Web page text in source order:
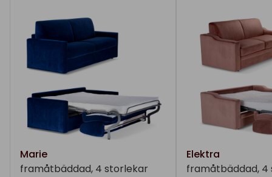
Marie
framåtbäddad, 4 storlekar
Elektra
framåtbäddad, 4